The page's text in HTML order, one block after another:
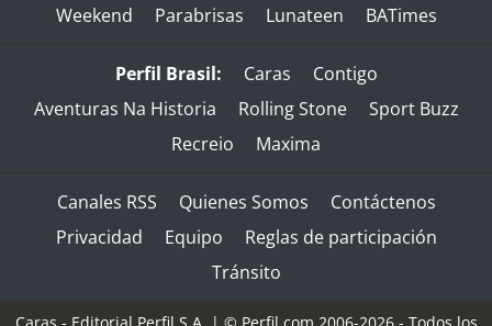
Weekend
Parabrisas Lunateen BATimes
Perfil Brasil: Caras
Contigo
Aventuras Na Historia
Rolling Stone
Sport Buzz
Recreio
Maxima
Canales RSS Quienes Somos
Contáctenos
Privacidad
Equipo
Reglas de participación
Tránsito